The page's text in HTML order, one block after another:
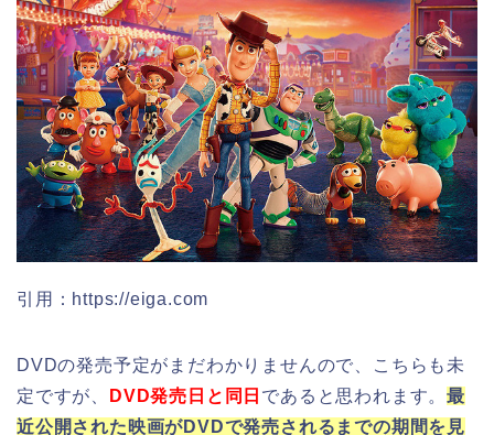
引用：https://eiga.com
DVDの発売予定がまだわかりませんので、こちらも未
定ですが、
DVD発売日と同日 であると思われます。最
近公開された映画がDVDで発売されるまでの期間を見